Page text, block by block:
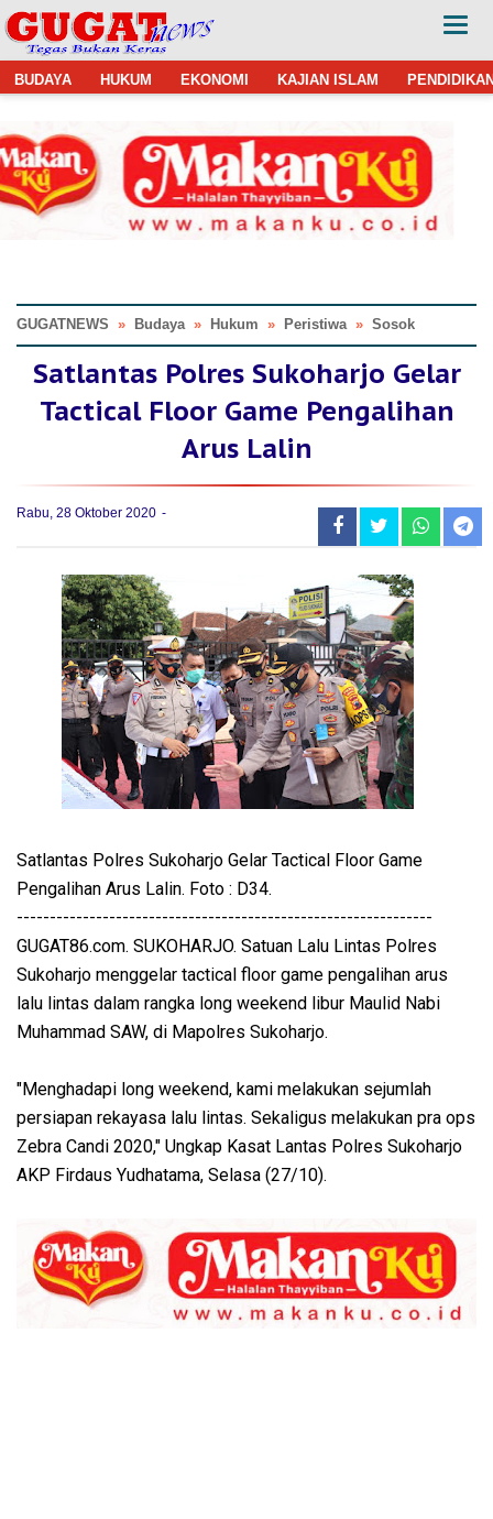
BUDAYA HUKUM EKONOMI KAJIAN ISLAM
GUGATNEWS » Budaya » Hukum » Peristiwa » Sosok
Satlantas Polres Sukoharjo Gelar
Tactical Floor Game Pengalihan
Arus Lalin
Rabu, 28 Oktober 2020
Satlantas Polres Sukoharjo Gelar Tactical Floor Game
Pengalihan Arus Lalin. Foto : D34.
---------------------------------------------------------------
GUGAT86.com. SUKOHARJO. Satuan Lalu Lintas Polres
Sukoharjo menggelar tactical floor game pengalihan arus
lalu lintas dalam rangka long weekend libur Maulid Nabi
Muhammad SAW, di Mapolres Sukoharjo.
"Menghadapi long weekend, kami melakukan sejumlah
persiapan rekayasa lalu lintas. Sekaligus melakukan pra ops
Zebra Candi 2020," Ungkap Kasat Lantas Polres Sukoharjo
AKP Firdaus Yudhatama, Selasa (27/10).